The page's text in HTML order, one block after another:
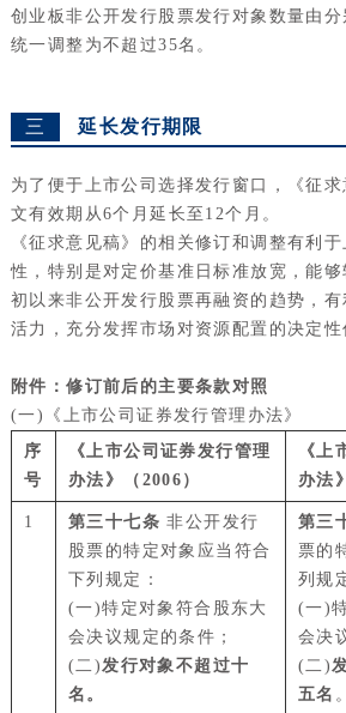
创业板非公开发行股票发行对象数量由分
统一调整为不超过35名。
三 延长发行期限
为了便于上市公司选择发行窗口，《征
文有效期从6个月延长至12个月。
《征求意见稿》的相关修订和调整有利
性，特别是对定价基准日标准放宽，能
初以来非公开发行股票再融资的趋势，
活力，充分发挥市场对资源配置的决定性
附件：修订前后的主要条款对照
(一)《上市公司证券发行管理办法》
序
号
《上市公司证券发行管理
办法》（2006）
《上
办法》
1 第三十七条 非公开发行
股票的特定对象应当符合
下列规定：
(一)特定对象符合股东大
会决议规定的条件；
(二)发行对象不超过十
名。
第三
票的
列规
(一)
会决
(二)
五名 。